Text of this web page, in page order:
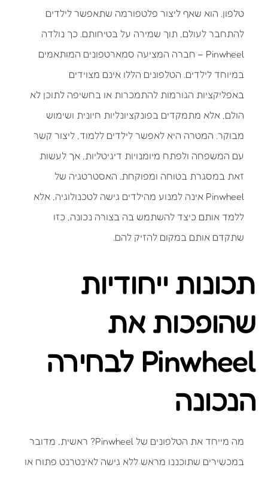
טלפון. הוא שאף ליצור פלטפורמה שתאפשר לילדים
להתחבר לעולם, תוך שמירה על בטיחותם. כך נולדה
Pinwheel – חברה המציעה סמארטפונים המותאמים
במיוחד לילדים. הטלפונים הללו אינם מצוידים
באפליקציות הגורמות להתמכרות או בחשיפה לתוכן לא
הולם, אלא מתמקדים בפונקציונליות חיונית ושימוש
מבוקר. המטרה היא לאפשר לילדים ללמוד, ליצור קשר
עם המשפחה ולפתח מיומנויות דיגיטליות, אך לעשות
זאת במסגרת בטוחה ומפוקחת. האסטרטגיה של
Pinwheel אינה למנוע מהילדים גישה לטכנולוגיה, אלא
ללמד אותם כיצד להשתמש בה בצורה נכונה, כזו
שתקדם אותם במקום להזיק להם.
תכונות ייחודיות
שהופכות את
Pinwheel לבחירה
הנכונה
מה מייחד את הטלפונים של Pinwheel? ראשית, מדובר
במכשירים שתוכננו מראש ללא גישה לאינטרנט פתוח או